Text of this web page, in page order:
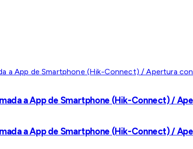
a App de Smartphone (Hik-Connect) /
a App de Smartphone (Hik-Connect) /